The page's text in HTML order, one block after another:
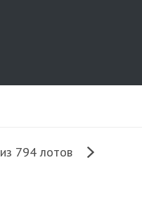
из 794 лотов